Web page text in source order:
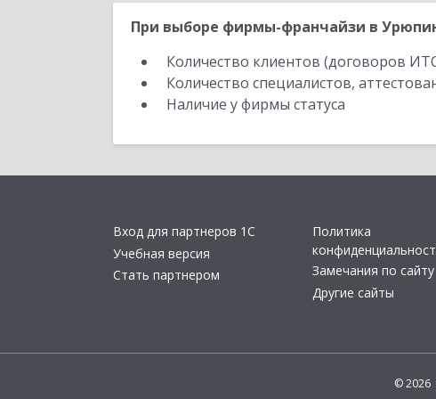
При выборе фирмы-франчайзи в
Количество клиентов (договоров
Количество специалистов,
Наличие у фирмы статуса
Вход для партнеров 1С
Учебная версия
Стать партнером
Политика
Замечания по сайту
Другие сайты
© 2026